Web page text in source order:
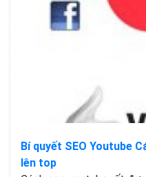
Bí quyết SEO Youtube
lên top